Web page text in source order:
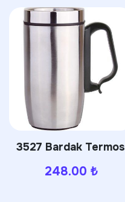
3527 Bardak Termos
248.00 ₺